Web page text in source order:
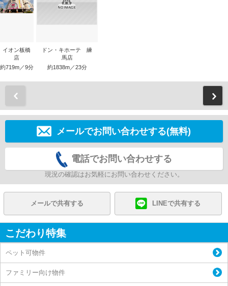
イオン板橋
店
約719m／9分
ドン・キホーテ 練
馬店
約1838m／23分
メールでお問い合わせする(無料)
電話でお問い合わせする
現況の確認はお気軽にお問い合わせください。
メールで共有する LINEで共有する
こだわり特集
ペット可物件
ファミリー向け物件